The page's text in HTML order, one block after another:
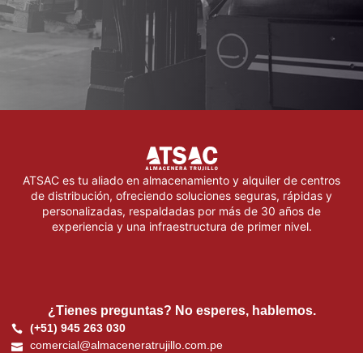
ATSAC es tu aliado en almacenamiento y alquiler de centros
de distribución, ofreciendo soluciones seguras, rápidas y
personalizadas, respaldadas por más de 30 años de
experiencia y una infraestructura de primer nivel.
¿Tienes preguntas? No esperes, hablemos.
(+51) 945 263 030
comercial@almaceneratrujillo.com.pe